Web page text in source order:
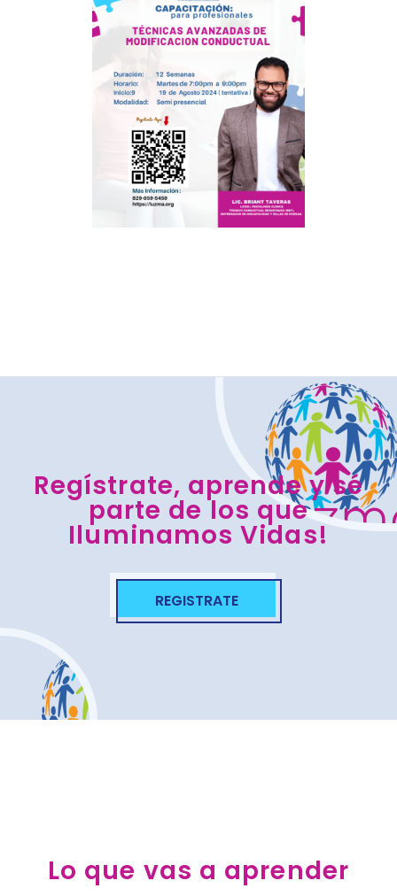
Regístrate, aprende y sé
parte de los que
Iluminamos Vidas!
REGISTRATE
Lo que vas a aprender